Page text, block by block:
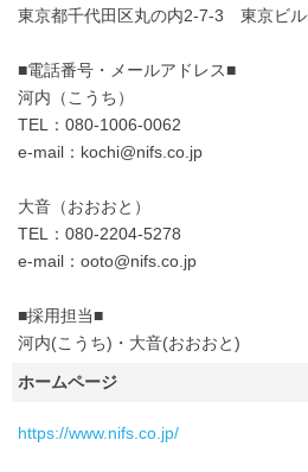
東京都千代田区丸の内2-7-3 東京ビ
■電話番号・メールアドレス■
河内（こうち）
TEL：080-1006-0062
e-mail：kochi@nifs.co.jp
大音（おおおと）
TEL：080-2204-5278
e-mail：ooto@nifs.co.jp
■採用担当■
河内(こうち)・大音(おおおと)
ホームページ
https://www.nifs.co.jp/